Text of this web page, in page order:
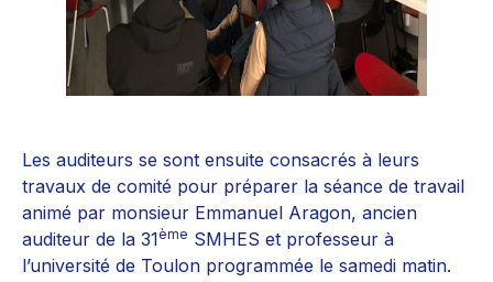
Les auditeurs se sont ensuite consacrés à leurs
travaux de comité pour préparer la séance de travail
animé par monsieur Emmanuel Aragon, ancien
auditeur de la 31ème SMHES et professeur à
l’université de Toulon programmée le samedi matin.